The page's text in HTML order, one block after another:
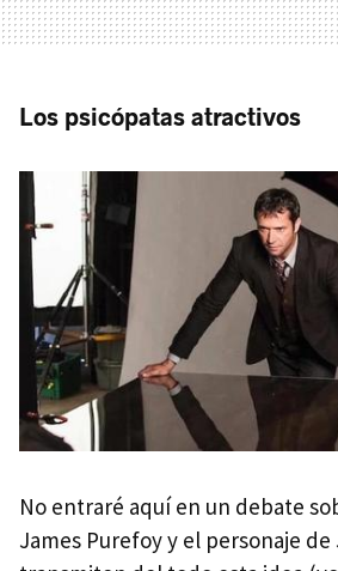
Los psicópatas atractivos
No entraré aquí en un debate
James Purefoy y el personaje de